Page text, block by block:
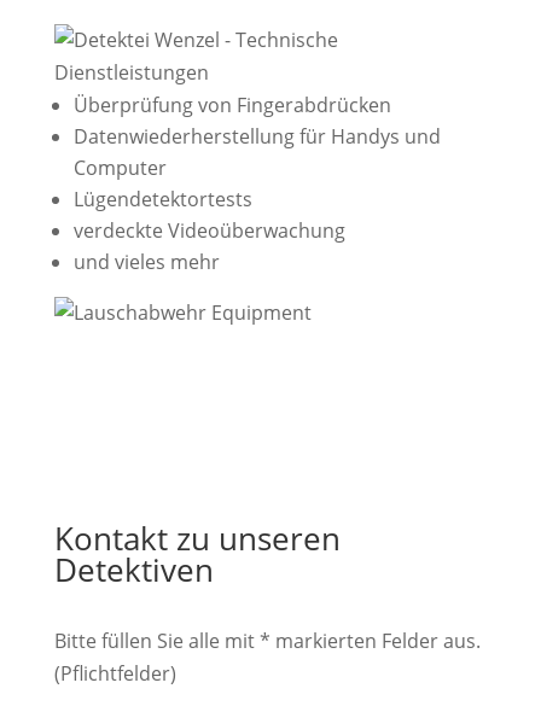
Überprüfung von Fingerabdrücken
Datenwiederher­stellung für Handys und
Computer
Lügendetektor­tests
verdeckte Videoüber­wachung
und vieles mehr
Kontakt zu unseren
Detektiven
Bitte füllen Sie alle mit * markierten Felder aus.
(Pflichtfelder)